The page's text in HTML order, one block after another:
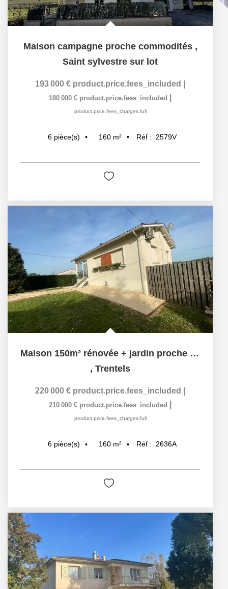
Maison campagne proche commodités ,
Saint sylvestre sur lot
193 000 € product.price.fees_included
180 000 € product.price.fees_included
product.price.fees_charges.full
6 pièce(s) 160 m² Réf : 2579V
Maison 150m² rénovée + jardin proche de Lustrac
, Trentels
220 000 € product.price.fees_included
210 000 € product.price.fees_included
product.price.fees_charges.full
6 pièce(s) 160 m² Réf : 2636A